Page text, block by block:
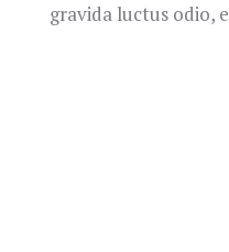
gravida luctus odio,